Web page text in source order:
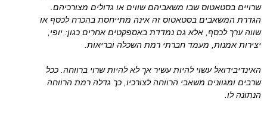
שרויים בסטאטוס שבו משאביהם שווים או גדולים מצורכיהם.
הגדרת המשאבים בסטאטוס זה אינה מתייחסת בהכרח לכסף או
שווה ערך לכסף, אלא גם נמדדת באספקטים אחרים כגון: יופי,
יצירות אמנות, מעמד חברתי רמת השכלה ובריאות.
האינדיבידואל עשוי להיות עשיר אך לא להיות שרוי ברווחה. ככל
שרבים ומגוונים משאבי הרווחה לצורכיו, כך גדלה רמת הרווחה
הנתונה לו.